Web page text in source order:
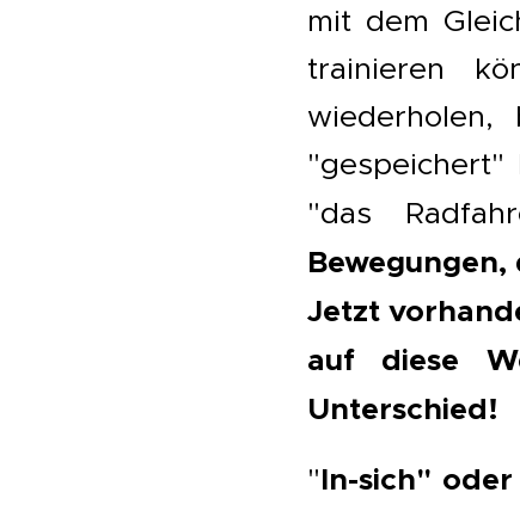
mit dem
trainieren
"das
Jetzt
auf diese
Unterschied!
"In-sich"